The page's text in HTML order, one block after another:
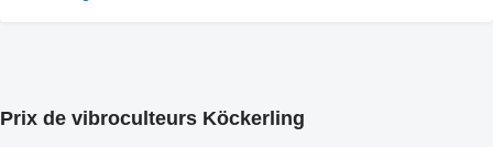
Prix de vibroculteurs Köckerling